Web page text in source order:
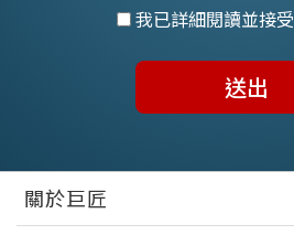
我已詳細閱讀並接受
送出
關於巨匠